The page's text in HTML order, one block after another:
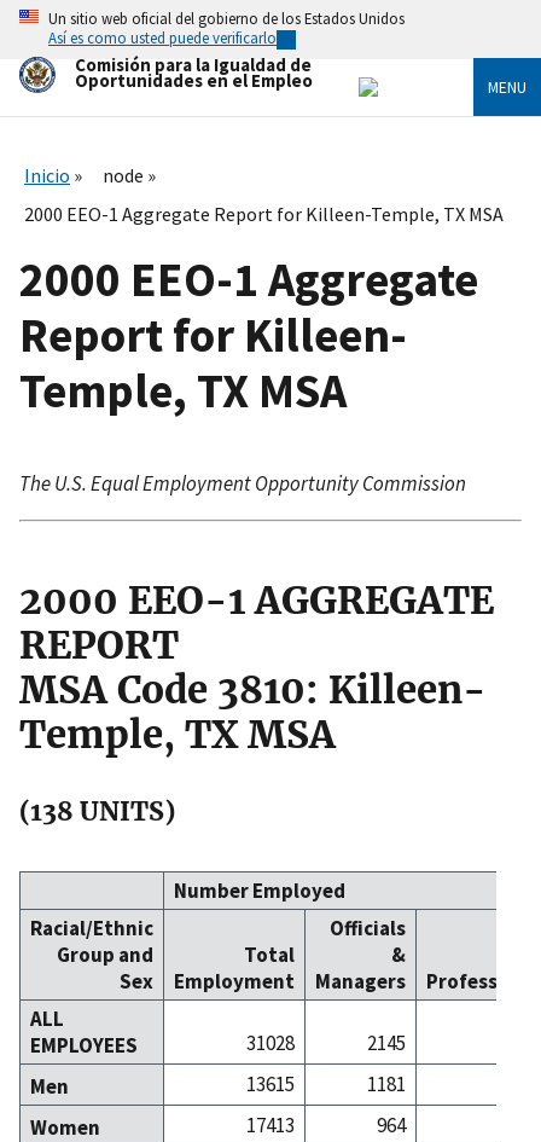
Skip
main
content
Un sitio web oficial del gobierno de los Estados Unidos
Así es como usted puede verificarlo
Comisión para la Igualdad de
Oportunidades en el Empleo MENU
Inicio
node
2000 EEO-1 Aggregate Report for Killeen-Temple, TX MSA
2000 EEO-1 Aggregate
Report for Killeen-
Temple, TX MSA
The U.S. Equal Employment Opportunity Commission
2000 EEO-1 AGGREGATE
REPORT
MSA Code 3810: Killeen-
Temple, TX MSA
(138 UNITS)
Number Employed
Racial/Ethnic
Group and
Sex
Total
Employment
Officials
&
Managers
ALL
EMPLOYEES
31028 2145
Men
13615 1181
Women
17413 964